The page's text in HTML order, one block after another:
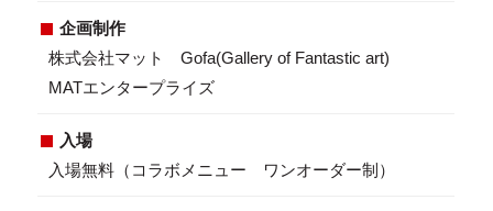
企画制作
株式会社マット Gofa(Gallery of Fantastic art)
MATエンタープライズ
入場
入場無料（コラボメニュー ワンオーダー制）